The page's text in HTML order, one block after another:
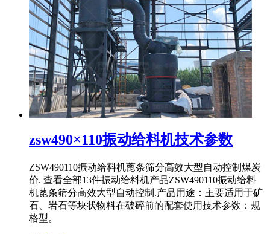
zsw490×110振动给料机技术参数
ZSW490110振动给料机蓖条筛分高效大型自动控制煤炭
价. 查看全部13件振动给料机产品ZSW490110振动给料
机蓖条筛分高效大型自动控制.产品用途：主要适用于矿
石、岩石等块状物料在破碎前的配套使用技术参数：规
格型。